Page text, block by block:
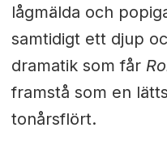
lågmälda och
samtidigt ett djup
dramatik som får
framstå som en
tonårsflört.